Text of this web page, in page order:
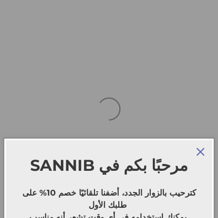
SANNIB
كترحيب بالزوار الجدد، أضفنا تلقائيًا خصم 10% على